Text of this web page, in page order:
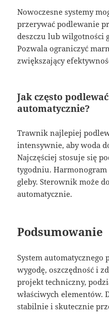
Nowoczesne systemy
przerywać podlewanie
deszczu lub wilgotności
Pozwala ograniczyć
zwiększający
Jak często
automatycznie?
Trawnik najlepiej
intensywnie, aby woda
Najczęściej stosuje się
tygodniu.
gleby. Sterownik może
automatycznie.
Podsumowanie
System
wygodę, oszczędność i
projekt techniczny,
właściwych elementów.
stabilnie i skutecznie